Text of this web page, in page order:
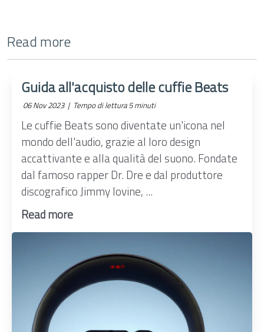
Read more
Guida all'acquisto delle cuffie Beats
06 Nov 2023 | Tempo di lettura 5 minuti
Le cuffie Beats sono diventate un'icona nel
mondo dell'audio, grazie al loro design
accattivante e alla qualità del suono. Fondate
dal famoso rapper Dr. Dre e dal produttore
discografico Jimmy Iovine, ...
Read more